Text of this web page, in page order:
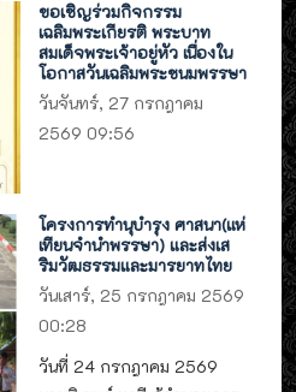
ขอเชิญร่วมกิจกรรม
เฉลิมพระเกียรติ พระบาท
สมเด็จพระเจ้าอยู่หัว เนื่องใน
โอกาสวันเฉลิมพระชนมพรรษา
วันจันทร์, 27 กรกฎาคม
2569 09:56
โครงการทำนุบำรุง ศาสนา(แห่
เทียนจำนำพรรษา) และส่งเส
ริมวัฒธรรมและมารยาทไทย
วันเสาร์, 25 กรกฎาคม 2569
00:28
วันที่ 24 กรกฎาคม 2569